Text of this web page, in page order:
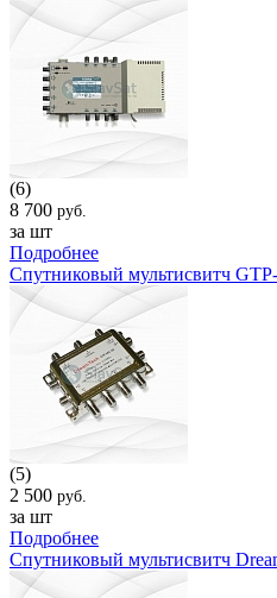
(6)
8 700 руб.
за шт
Подробнее
Спутниковый мультисвитч
(5)
2 500 руб.
за шт
Подробнее
Спутниковый мультисвитч